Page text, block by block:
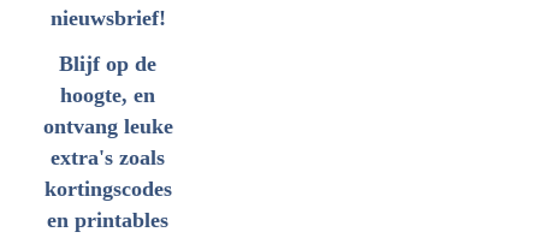
nieuwsbrief!
Blijf op de
hoogte, en
ontvang leuke
extra's zoals
kortingscodes
en printables